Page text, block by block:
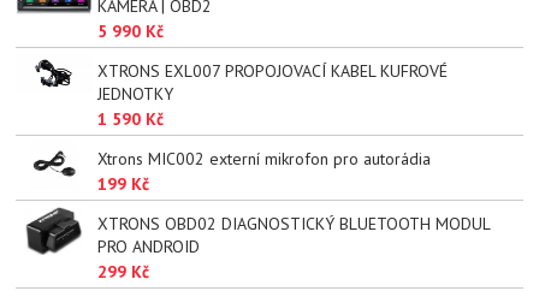
KAMERA | OBD2
5 990 Kč
XTRONS EXL007 PROPOJOVACÍ KABEL KUFROVÉ
JEDNOTKY
1 590 Kč
Xtrons MIC002 externí mikrofon pro autorádia
199 Kč
XTRONS OBD02 DIAGNOSTICKÝ BLUETOOTH MODUL
PRO ANDROID
299 Kč